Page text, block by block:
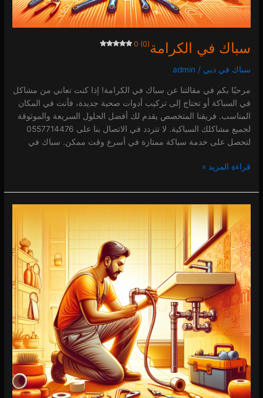
سباك في الكرامة0 (0)
سباك في دبي /
admin
مرحبًا بكم في مقالتنا عن سباك في الكرامة! إذا كنت تعاني من مشاكل
في السباكة أو تحتاج إلى تركيب أدوات صحية جديدة، فأنت في المكان
المناسب. فريقنا المتخصص يقدم لك أفضل الحلول السريعة والموثوقة
لجميع مشاكلك السباكية. لا تتردد في الاتصال بنا على 0557714476
لتحصل على خدمة سباكة ممتازة في أسرع وقت ممكن. سباك في
قراءة المزيد »
في
القوز
0 (0)